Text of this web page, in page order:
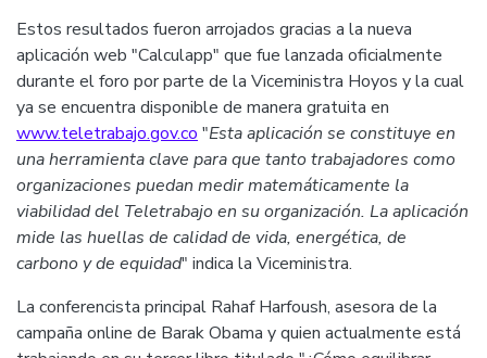
Estos resultados fueron arrojados gracias a la nueva
aplicación web "Calculapp" que fue lanzada oficialmente
durante el foro por parte de la Viceministra Hoyos y la cual
ya se encuentra disponible de manera gratuita en
www.teletrabajo.gov.co "Esta aplicación se constituye en
una herramienta clave para que tanto trabajadores como
organizaciones puedan medir matemáticamente la
viabilidad del Teletrabajo en su organización. La aplicación
mide las huellas de calidad de vida, energética, de
carbono y de equidad" indica la Viceministra.
La conferencista principal Rahaf Harfoush, asesora de la
campaña online de Barak Obama y quien actualmente está